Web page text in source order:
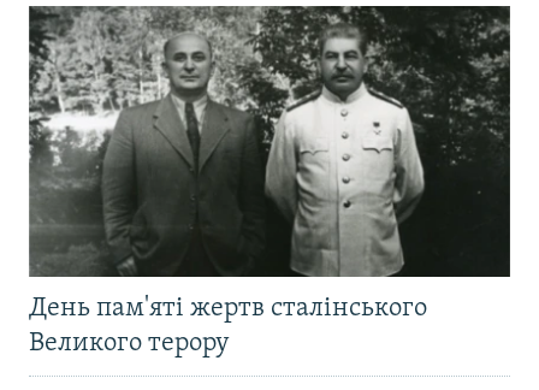
День пам'яті жертв сталінського
Великого терору